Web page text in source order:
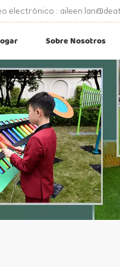
electrónico :
Sobre Nosotros